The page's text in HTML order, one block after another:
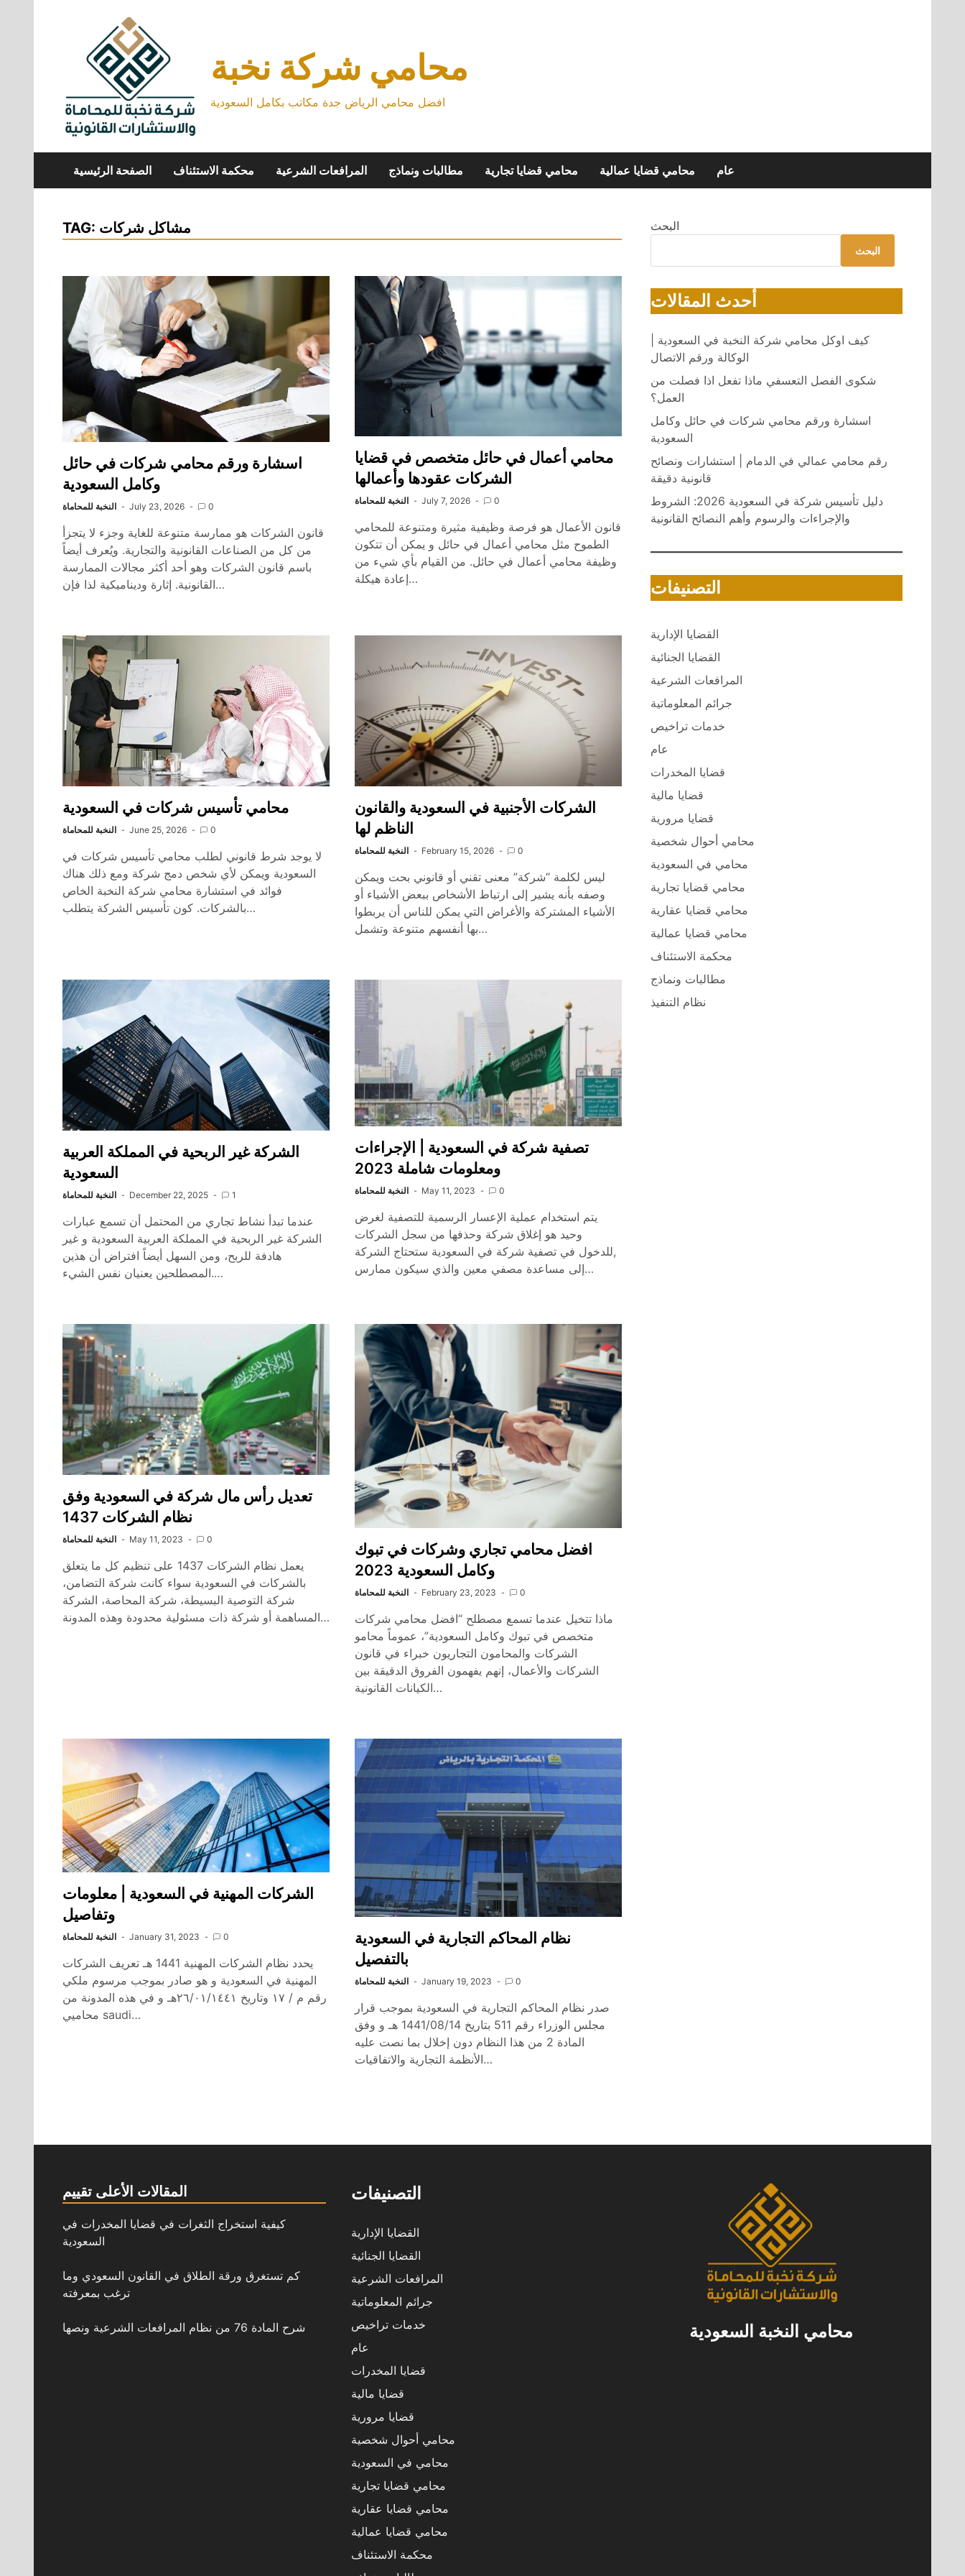
محامي شركة نخبة
افضل محامي الرياض جدة مكاتب بكامل السعودية
الصفحة الرئيسية محكمة الاستئناف المرافعات الشرعية مطالبات ونماذج محامي قضايا تجارية محامي قضايا عمالية عام
TAG: مشاكل شركات
اسشارة ورقم محامي شركات في حائل
وكامل السعودية
النخبة للمحاماة July 23, 2026 0
قانون الشركات هو ممارسة متنوعة للغاية وجزء لا يتجزأ
من كل من الصناعات القانونية والتجارية. ويُعرف أيضاً
باسم قانون الشركات وهو أحد أكثر مجالات الممارسة
القانونية. إثارة وديناميكية لذا فإن…
محامي أعمال في حائل متخصص في قضايا
الشركات عقودها وأعمالها
النخبة للمحاماة July 7, 2026 0
قانون الأعمال هو فرصة وظيفية مثيرة ومتنوعة للمحامي
الطموح مثل محامي أعمال في حائل و يمكن أن تتكون
وظيفة محامي أعمال في حائل. من القيام بأي شيء من
إعادة هيكلة…
محامي تأسيس شركات في السعودية
النخبة للمحاماة June 25, 2026 0
لا يوجد شرط قانوني لطلب محامي تأسيس شركات في
السعودية ويمكن لأي شخص دمج شركة ومع ذلك هناك
فوائد في استشارة محامي شركة النخبة الخاص
بالشركات. كون تأسيس الشركة يتطلب…
الشركات الأجنبية في السعودية والقانون
الناظم لها
النخبة للمحاماة February 15, 2026 0
ليس لكلمة “شركة” معنى تقني أو قانوني بحت ويمكن
وصفه بأنه يشير إلى ارتباط الأشخاص ببعض الأشياء أو
الأشياء المشتركة والأغراض التي يمكن للناس أن يربطوا
بها أنفسهم متنوعة وتشمل…
الشركة غير الربحية في المملكة العربية
السعودية
النخبة للمحاماة December 22, 2025 1
عندما تبدأ نشاط تجاري من المحتمل أن تسمع عبارات
الشركة غير الربحية في المملكة العربية السعودية و غير
هادفة للربح، ومن السهل أيضاً افتراض أن هذين
المصطلحين يعنيان نفس الشيء.…
تصفية شركة في السعودية | الإجراءات
ومعلومات شاملة 2023
النخبة للمحاماة May 11, 2023 0
يتم استخدام عملية الإعسار الرسمية للتصفية لغرض
وحيد هو إغلاق شركة وحذفها من سجل الشركات
,للدخول في تصفية شركة في السعودية ستحتاج الشركة
إلى مساعدة مصفي معين والذي سيكون ممارس…
تعديل رأس مال شركة في السعودية وفق
نظام الشركات 1437
النخبة للمحاماة May 11, 2023 0
يعمل نظام الشركات 1437 على تنظيم كل ما يتعلق
بالشركات في السعودية سواء كانت شركة التضامن،
شركة التوصية البسيطة، شركة المحاصة، الشركة
المساهمة أو شركة ذات مسئولية محدودة وهذه المدونة…
افضل محامي تجاري وشركات في تبوك
وكامل السعودية 2023
النخبة للمحاماة February 23, 2023 0
ماذا تتخيل عندما تسمع مصطلح “افضل محامي شركات
متخصص في تبوك وكامل السعودية”، عموماً محامو
الشركات والمحامون التجاريون خبراء في قانون
الشركات والأعمال، إنهم يفهمون الفروق الدقيقة بين
الكيانات القانونية…
الشركات المهنية في السعودية | معلومات
وتفاصيل
النخبة للمحاماة January 31, 2023 0
يحدد نظام الشركات المهنية 1441 هـ تعريف الشركات
المهنية في السعودية و هو صادر بموجب مرسوم ملكي
رقم م / ١٧ وتاريخ ٢٦/٠١/١٤٤١هـ و في هذه المدونة من
محاميي saudi…
نظام المحاكم التجارية في السعودية
بالتفصيل
النخبة للمحاماة January 19, 2023 0
صدر نظام المحاكم التجارية في السعودية بموجب قرار
مجلس الوزراء رقم 511 بتاريخ 1441/08/14 هـ و وفق
المادة 2 من هذا النظام دون إخلال بما نصت عليه
الأنظمة التجارية والاتفاقيات…
البحث
البحث
أحدث المقالات
كيف اوكل محامي شركة النخبة في السعودية |
الوكالة ورقم الاتصال
شكوى الفصل التعسفي ماذا تفعل اذا فصلت من
العمل؟
اسشارة ورقم محامي شركات في حائل وكامل
السعودية
رقم محامي عمالي في الدمام | استشارات ونصائح
قانونية دقيقة
دليل تأسيس شركة في السعودية 2026: الشروط
والإجراءات والرسوم وأهم النصائح القانونية
التصنيفات
القضايا الإدارية
القضايا الجنائية
المرافعات الشرعية
جرائم المعلوماتية
خدمات تراخيص
عام
قضايا المخدرات
قضايا مالية
قضايا مرورية
محامي أحوال شخصية
محامي في السعودية
محامي قضايا تجارية
محامي قضايا عقارية
محامي قضايا عمالية
محكمة الاستئناف
مطالبات ونماذج
نظام التنفيذ
المقالات الأعلى تقييم
كيفية استخراج الثغرات في قضايا المخدرات في
السعودية
كم تستغرق ورقة الطلاق في القانون السعودي وما
ترغب بمعرفته
شرح المادة 76 من نظام المرافعات الشرعية ونصها
التصنيفات
القضايا الإدارية
القضايا الجنائية
المرافعات الشرعية
جرائم المعلوماتية
خدمات تراخيص
عام
قضايا المخدرات
قضايا مالية
قضايا مرورية
محامي أحوال شخصية
محامي في السعودية
محامي قضايا تجارية
محامي قضايا عقارية
محامي قضايا عمالية
محكمة الاستئناف
محامي النخبة السعودية